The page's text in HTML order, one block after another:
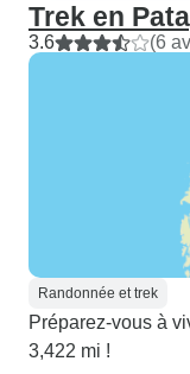
Trek en
3.6 (6
Randonnée et trek
Préparez-vous à
3,422 mi !